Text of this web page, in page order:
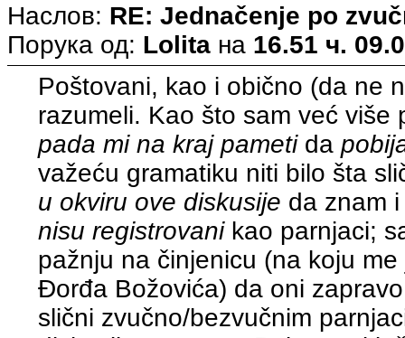
Наслов: RE: Jednačenje po
Порука од: Lolita на 16.51 ч.
Poštovani, kao i obično (da ne
razumeli. Kao što sam već
pada mi na kraj pametida
važeću gramatiku niti bilo šta
u okviru ove diskusije da znam
nisu registrovanikao parnjaci;
pažnju na činjenicu (na koju
Đorđa Božovića) da oni
slični zvučno/bezvučnim